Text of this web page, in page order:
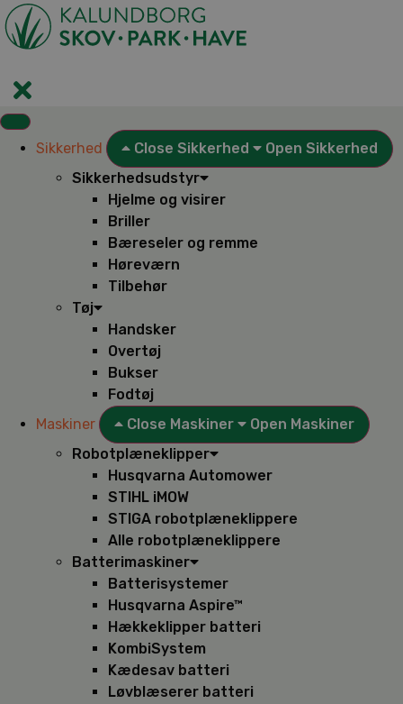
Videre
til
indhold
Sikkerhed Close Sikkerhed
Open Sikkerhed
Sikkerhedsudstyr
Hjelme og visirer
Briller
Bæreseler og remme
Høreværn
Tilbehør
Tøj
Handsker
Overtøj
Bukser
Fodtøj
Maskiner
Close Maskiner
Open Maskiner
Robotplæneklipper
Husqvarna Automower
STIHL iMOW
STIGA robotplæneklippere
Alle robotplæneklippere
Batterimaskiner
Batterisystemer
Husqvarna Aspire™
Hækkeklipper batteri
KombiSystem
Kædesav batteri
Løvblæserer batteri